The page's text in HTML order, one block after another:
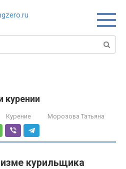
курении
Курение Морозова Татьяна
курильщика